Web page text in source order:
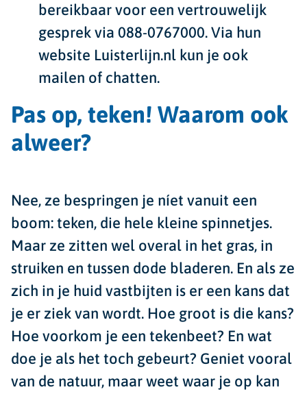
bereikbaar voor een vertrouwelijk
gesprek via 088-0767000. Via hun
website Luisterlijn.nl kun je ook
mailen of chatten.
Pas op, teken! Waarom ook
alweer?
Nee, ze bespringen je níet vanuit een
boom: teken, die hele kleine spinnetjes.
Maar ze zitten wel overal in het gras, in
struiken en tussen dode bladeren. En als ze
zich in je huid vastbijten is er een kans dat
je er ziek van wordt. Hoe groot is die kans?
Hoe voorkom je een tekenbeet? En wat
doe je als het toch gebeurt? Geniet vooral
van de natuur, maar weet waar je op kan